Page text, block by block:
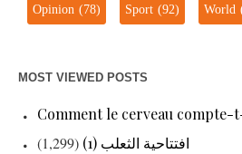
Opinion(78) Sport(92) World
MOST VIEWED POSTS
Comment le cerveau compte-
افتتاحية الثعلب (1)
(1,299)